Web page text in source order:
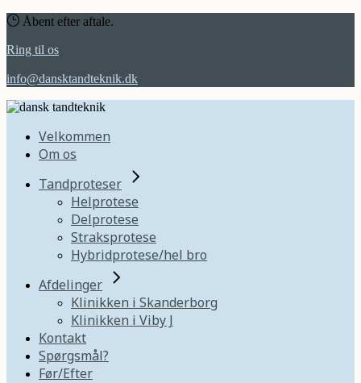
Åbent efter aftale.
Ring til os
info@dansktandteknik.dk
Velkommen
Om os
Tandproteser
Helprotese
Delprotese
Straksprotese
Hybridprotese/hel bro
Afdelinger
Klinikken i Skanderborg
Klinikken i Viby J
Kontakt
Spørgsmål?
Før/Efter